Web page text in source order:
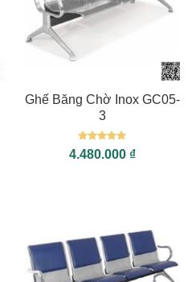
Ghế Băng Chờ Inox GC05-
3
Được xếp
hạng55
4.480.000 ₫